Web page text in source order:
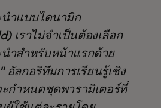
ำแบบไดนามิก
เราไม่จำเป็นต้องเลือก
ำสำหรับหน้าแรกด้วย
อัลกอริทึมการเรียนรู้เชิง
กำหนดชุดพารามิเตอร์ที่